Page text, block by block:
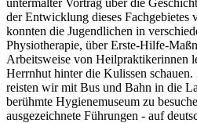
der Entwicklung dieses Fachgebietes
konnten die Jugendlichen in
Physiotherapie, über Erste-Hilfe-
Arbeitsweise von Heilpraktikerinnen
Herrnhut hinter die Kulissen
reisten wir mit Bus und Bahn in die
berühmte Hygienemuseum zu
ausgezeichnete Führungen - auf